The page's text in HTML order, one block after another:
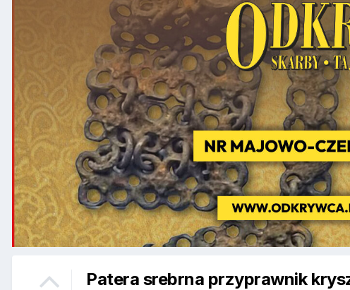
Patera srebrna przyprawnik